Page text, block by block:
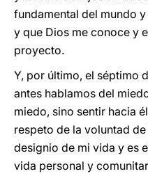
fundamental del mundo
y que Dios me conoce y
proyecto.
Y, por último, el séptimo
antes hablamos del
miedo, sino sentir hacia
respeto de la voluntad
designio de mi vida y es
vida personal y